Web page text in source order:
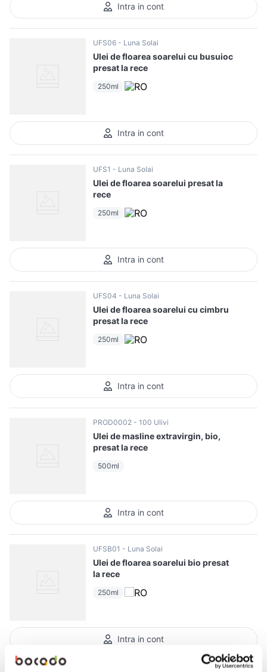
Intra in cont
UFS06 Luna Solai
Ulei de floarea soarelui cu busuioc
presat la rece
250ml
Intra in cont
UFS1 Luna Solai
Ulei de floarea soarelui presat la
rece
250ml
Intra in cont
UFS04 Luna Solai
Ulei de floarea soarelui cu cimbru
presat la rece
250ml
Intra in cont
PROD0002 100 Ulivi
Ulei de masline extravirgin, bio,
presat la rece
500ml
Intra in cont
UFSB01 Luna Solai
Ulei de floarea soarelui bio presat
la rece
250ml
Intra in cont